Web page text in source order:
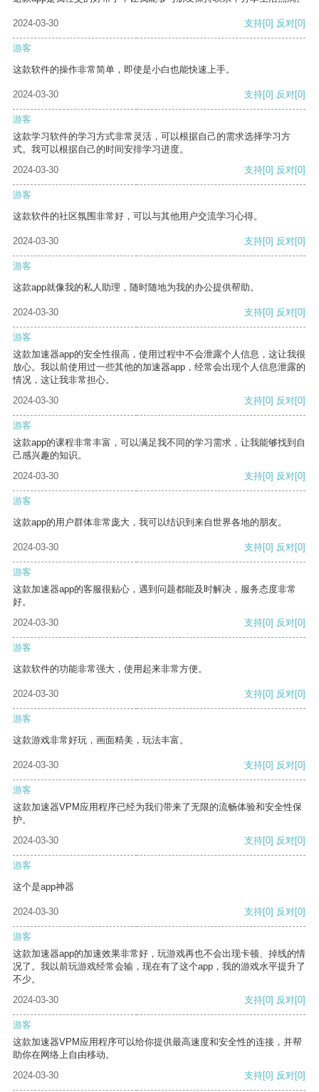
2024-03-30 支持[0] 反对[0]
游客
这款软件的操作非常简单，即使是小白也能快速上手。
2024-03-30 支持[0] 反对[0]
游客
这款学习软件的学习方式非常灵活，可以根据自己的需求选择学习方
式。我可以根据自己的时间安排学习进度。
2024-03-30
支持[0] 反对[0]
游客
这款软件的社区氛围非常好，可以与其他用户交流学习心得。
2024-03-30 支持[0] 反对[0]
游客
这款app就像我的私人助理，随时随地为我的办公提供帮助。
2024-03-30 支持[0] 反对[0]
游客
这款加速器app的安全性很高，使用过程中不会泄露个人信息，这让我很
放心。我以前使用过一些其他的加速器app，经常会出现个人信息泄露的
情况，这让我非常担心。
2024-03-30
支持[0] 反对[0]
游客
这款app的课程非常丰富，可以满足我不同的学习需求，让我能够找到自
己感兴趣的知识。
2024-03-30
支持[0] 反对[0]
游客
这款app的用户群体非常庞大，我可以结识到来自世界各地的朋友。
2024-03-30 支持[0] 反对[0]
游客
这款加速器app的客服很贴心，遇到问题都能及时解决，服务态度非常
好。
2024-03-30
支持[0] 反对[0]
游客
这款软件的功能非常强大，使用起来非常方便。
2024-03-30 支持[0] 反对[0]
游客
这款游戏非常好玩，画面精美，玩法丰富。
2024-03-30 支持[0] 反对[0]
游客
这款加速器VPM应用程序已经为我们带来了无限的流畅体验和安全性保
护。
2024-03-30
支持[0] 反对[0]
游客
这个是app神器
2024-03-30 支持[0] 反对[0]
游客
这款加速器app的加速效果非常好，玩游戏再也不会出现卡顿、掉线的情
况了。我以前玩游戏经常会输，现在有了这个app，我的游戏水平提升了
不少。
2024-03-30
支持[0] 反对[0]
游客
这款加速器VPM应用程序可以给你提供最高速度和安全性的连接，并帮
助你在网络上自由移动。
2024-03-30
支持[0] 反对[0]